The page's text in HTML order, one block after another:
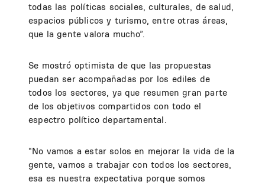
todas las políticas sociales, culturales, de salud,
espacios públicos y turismo, entre otras áreas,
que la gente valora mucho”.
Se mostró optimista de que las propuestas
puedan ser acompañadas por los ediles de
todos los sectores, ya que resumen gran parte
de los objetivos compartidos con todo el
espectro político departamental.
“No vamos a estar solos en mejorar la vida de la
gente, vamos a trabajar con todos los sectores,
esa es nuestra expectativa porque somos